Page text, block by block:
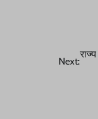
Next: